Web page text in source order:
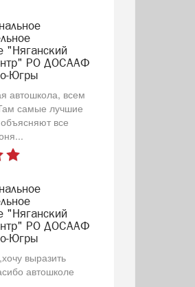
"Няганский
РО ДОСААФ
Югры
автошкола, всем
самые лучшие
все
"Няганский
РО ДОСААФ
Югры
выразить
автошколе